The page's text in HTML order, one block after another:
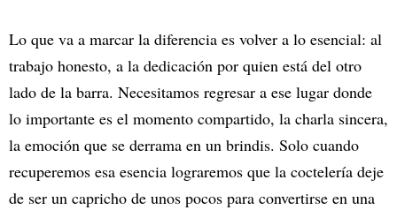
Lo que va a marcar la diferencia es volver a lo esencial: al
trabajo honesto, a la dedicación por quien está del otro
lado de la barra. Necesitamos regresar a ese lugar donde
lo importante es el momento compartido, la charla sincera,
la emoción que se derrama en un brindis. Solo cuando
recuperemos esa esencia lograremos que la coctelería deje
de ser un capricho de unos pocos para convertirse en una